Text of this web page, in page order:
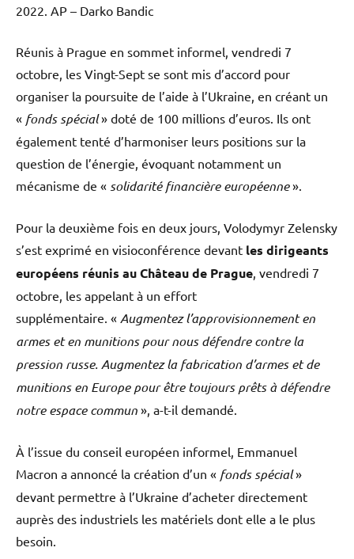
2022. AP – Darko Bandic
Réunis à Prague en sommet informel, vendredi 7
octobre, les Vingt-Sept se sont mis d’accord pour
organiser la poursuite de l’aide à l’Ukraine, en créant un
« fonds spécial» doté de 100 millions d’euros. Ils ont
également tenté d’harmoniser leurs positions sur la
question de l’énergie, évoquant notamment un
mécanisme de « solidarité financière européenne».
Pour la deuxième fois en deux jours, Volodymyr Zelensky
s’est exprimé en visioconférence devant les dirigeants
européens réunis au Château de Prague, vendredi 7
octobre, les appelant à un effort
supplémentaire. « Augmentez l’approvisionnement en
armes et en munitions pour nous défendre contre la
pression russe. Augmentez la fabrication d’armes et de
munitions en Europe pour être toujours prêts à défendre
notre espace commun », a-t-il demandé.
À l’issue du conseil européen informel, Emmanuel
Macron a annoncé la création d’un « fonds spécial»
devant permettre à l’Ukraine d’acheter directement
auprès des industriels les matériels dont elle a le plus
besoin.